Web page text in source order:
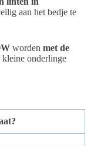
aan het bedje te
worden met de
kleine onderlinge